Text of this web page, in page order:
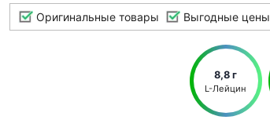
Оригинальные товары Выгодные цены
8,8 г
L-Лейцин